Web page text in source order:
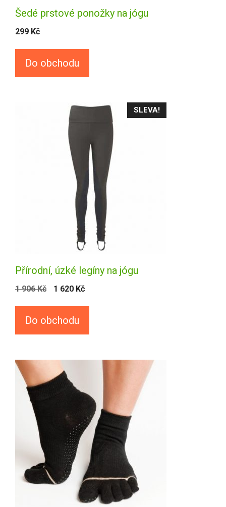
Šedé prstové ponožky na jógu
299 Kč
Do obchodu
SLEVA!
Přírodní, úzké legíny na jógu
1 906Kč 1 620 Kč
Do obchodu